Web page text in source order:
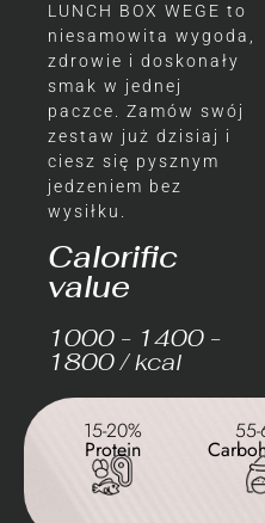
LUNCH BOX WEGE to
niesamowita wygoda,
zdrowie i doskonały
smak w jednej
paczce. Zamów swój
zestaw już dzisiaj i
ciesz się pysznym
jedzeniem bez
wysiłku.
Calorific
value
1000 - 1400 -
1800 / kcal
15-20%
Protein